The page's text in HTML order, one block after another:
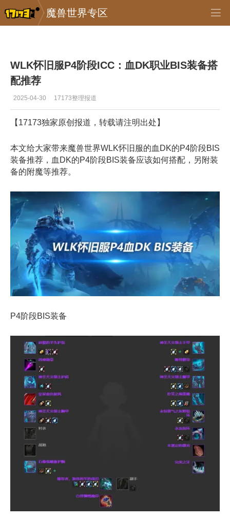
魔兽世界专区
专区_《魔兽世界》 >
WLK怀旧服P4阶段ICC：血DK职业BIS装备搭
配推荐
2025-04-30 17173整理报道
【17173独家原创报道，转载请注明出处】
本文给大家带来魔兽世界WLK怀旧服的血DK的P4阶段BIS
装备推荐，血DK的P4阶段BIS装备应该如何搭配，另附装
备的附魔等推荐。
P4阶段BIS装备